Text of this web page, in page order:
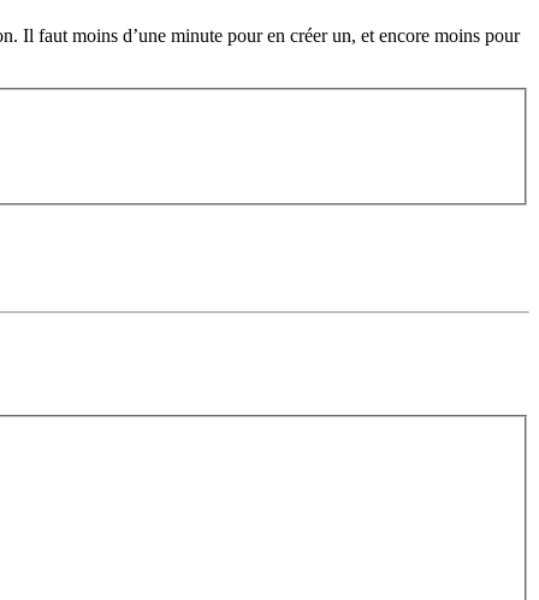
Il faut moins d’une minute pour en créer un, et encore moins pour